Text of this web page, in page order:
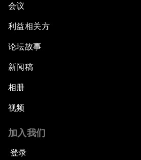
会议
利益相关方
论坛故事
新闻稿
相册
视频
加入我们
登录